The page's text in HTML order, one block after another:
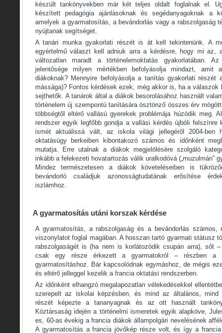
készült tankönyvekben már két teljes oldalt foglalnak el.
készített pedagógia ajánlásoknak és segédanyagoknak a
amelyek a gyarmatosítás, a bevándorlás vagy a rabszolgaság
nyújtanak segítséget.
A tanári munka gyakorlati részét is át kell tekintenünk. A
egyértelmű választ kell adniuk arra a kérdésre, hogy mi az,
változatlan maradt a történelemoktatás gyakorlatában. Az
jelentősége milyen mértékben befolyásolja mindazt, amit
diákoknak? Mennyire befolyásolja a tanítás gyakorlati részét
mássága)? Fontos kérdések ezek, még akkor is, ha a válaszok
sejthetők. A tanárok által a diákok besorolásához használt
történelem új szempontú tanítására ösztönző összes érv
többségtől eltérő vallású gyerekek problémája húzódik meg.
rendszer egyik legfőbb gondja a vallási kérdés újbóli felszínre
ismét aktuálissá vált, az iskola világi jellegéről 2004-ben
oktatásügy berkeiben kibontakozó számos és időnként
mutatja. Erre utalnak a diákok megjelölésére szolgáló
inkább a felekezeti hovatartozás válik uralkodóvá („muzulmán”
Mindez természetesen a diákok követeléseiben is
bevándorló családjuk azonosságtudatának erősítése
iszlámhoz.
A gyarmatosítás utáni korszak kérdése
A gyarmatosítás, a rabszolgaság és a bevándorlás számos,
viszonylatot foglal magában. A hosszan tartó gyarmati státusz
rabszolgaságét is (ha nem is korlátozódik csupán arra), sőt
csak egy része érkezett a gyarmatokról – részben a
gyarmatosításhoz. Bár kapcsolódnak egymáshoz, de mégis
és eltérő jelleggel kezelik a francia oktatási rendszerben.
Az időnként elhangzó megalapozatlan vélekedésekkel
szerepelt az iskolai képzésben, és mind az általános, mind
részét képezte a tananyagnak és az ott használt
Köztársaság idején a történelmi ismeretek egyik alapköve,
es, 60-as évekig a francia diákok állampolgári nevelésének
A gyarmatosítás a francia jövőkép része volt, és így a